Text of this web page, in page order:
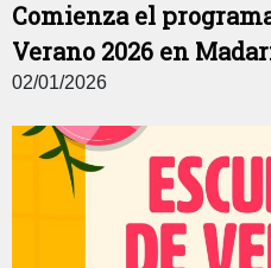
Comienza el
Verano 2026 en
02/01/2026